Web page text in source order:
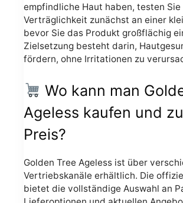
empfindliche Haut haben, testen Sie
Verträglichkeit zunächst an einer
bevor Sie das Produkt großflächig
Zielsetzung besteht darin,
fördern, ohne Irritationen zu
Wo kann man
Ageless kaufen und
Preis?
Golden Tree Ageless ist über
Vertriebskanäle erhältlich. Die
bietet die vollständige Auswahl an